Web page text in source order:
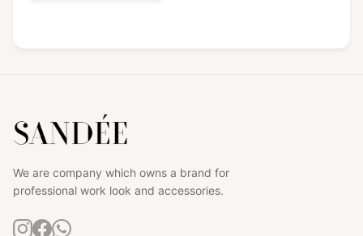
We are company which owns a brand for
professional work look and accessories.